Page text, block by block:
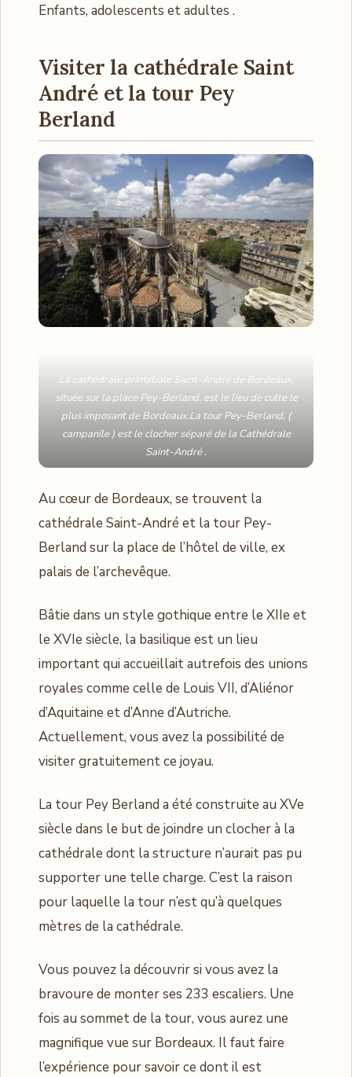
Enfants, adolescents et adultes .
Visiter la cathédrale Saint
André et la tour Pey
Berland
La cathédrale primatiale Saint-André de Bordeaux,
située sur la place Pey-Berland, est le lieu de culte le
plus imposant de Bordeaux.La tour Pey-Berland, (
campanile ) est le clocher séparé de la Cathédrale
Saint-André .
Au cœur de Bordeaux, se trouvent la
cathédrale Saint-André et la tour Pey-
Berland sur la place de l’hôtel de ville, ex
palais de l’archevêque.
Bâtie dans un style gothique entre le XIIe et
le XVIe siècle, la basilique est un lieu
important qui accueillait autrefois des unions
royales comme celle de Louis VII, d’Aliénor
d’Aquitaine et d’Anne d’Autriche.
Actuellement, vous avez la possibilité de
visiter gratuitement ce joyau.
La tour Pey Berland a été construite au XVe
siècle dans le but de joindre un clocher à la
cathédrale dont la structure n’aurait pas pu
supporter une telle charge. C’est la raison
pour laquelle la tour n’est qu’à quelques
mètres de la cathédrale.
Vous pouvez la découvrir si vous avez la
bravoure de monter ses 233 escaliers. Une
fois au sommet de la tour, vous aurez une
magnifique vue sur Bordeaux. Il faut faire
l’expérience pour savoir ce dont il est